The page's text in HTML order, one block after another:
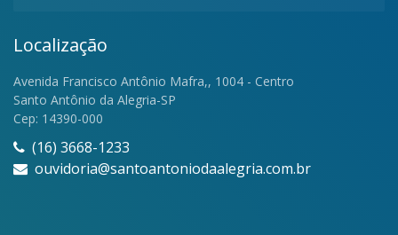
Localização
Avenida Francisco Antônio Mafra,, 1004 - Centro
Santo Antônio da Alegria-SP
Cep: 14390-000
(16) 3668-1233
ouvidoria@santoantoniodaalegria.com.br